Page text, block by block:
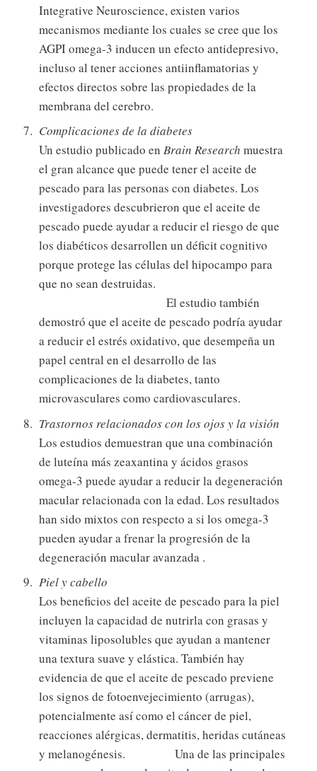
Integrative Neuroscience, existen varios
mecanismos mediante los cuales se cree que los
AGPI omega-3 inducen un efecto antidepresivo,
incluso al tener acciones antiinflamatorias y
efectos directos sobre las propiedades de la
membrana del cerebro.
Complicaciones de la diabetes
Un estudio publicado enBrain Research muestra
el gran alcance que puede tener el aceite de
pescado para las personas con diabetes. Los
investigadores descubrieron que el aceite de
pescado puede ayudar a reducir el riesgo de que
los diabéticos desarrollen un déficit cognitivo
porque protege las células del hipocampo para
que no sean destruidas.
El estudio también
demostró que el aceite de pescado podría ayudar
a reducir el estrés oxidativo, que desempeña un
papel central en el desarrollo de las
complicaciones de la diabetes, tanto
microvasculares como cardiovasculares.
Trastornos relacionados con los ojos y la visión
Los estudios demuestran que una combinación
de luteína más zeaxantina y ácidos grasos
omega-3 puede ayudar a reducir la degeneración
macular relacionada con la edad. Los resultados
han sido mixtos con respecto a si los omega-3
pueden ayudar a frenar la progresión de la
degeneración macular avanzada .
Piel y cabello
Los beneficios del aceite de pescado para la piel
incluyen la capacidad de nutrirla con grasas y
vitaminas liposolubles que ayudan a mantener
una textura suave y elástica. También hay
evidencia de que el aceite de pescado previene
los signos de fotoenvejecimiento (arrugas),
potencialmente así como el cáncer de piel,
reacciones alérgicas, dermatitis, heridas cutáneas
y melanogénesis. Una de las principales